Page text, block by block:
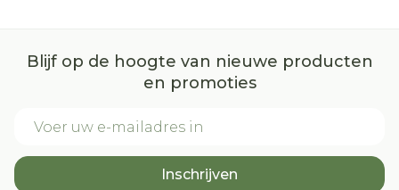
Blijf op de hoogte van nieuwe producten
en promoties
Inschrijven